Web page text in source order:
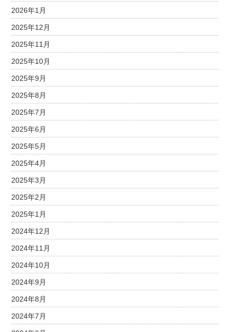
2026年1月
2025年12月
2025年11月
2025年10月
2025年9月
2025年8月
2025年7月
2025年6月
2025年5月
2025年4月
2025年3月
2025年2月
2025年1月
2024年12月
2024年11月
2024年10月
2024年9月
2024年8月
2024年7月